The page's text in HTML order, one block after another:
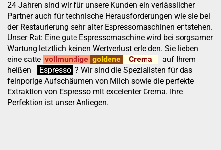
24 Jahren sind wir für unsere Kunden ein verlässlicher
Partner auch für technische Herausforderungen wie sie bei
der Restaurierung sehr alter Espressomaschinen entstehen.
Unser Rat: Eine gute Espressomaschine wird bei sorgsamer
Wartung letztlich keinen Wertverlust erleiden. Sie lieben
eine satte vollmundige goldene Crema
auf Ihrem
heißen
Espresso ? Wir sind die Spezialisten für das
feinporige Aufschäumen von Milch sowie die perfekte
Extraktion von Espresso mit excelenter Crema. Ihre
Perfektion ist unser Anliegen.